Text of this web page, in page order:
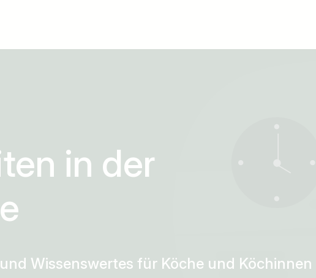
in der
Wissenswertes für Köche und Köchinnen